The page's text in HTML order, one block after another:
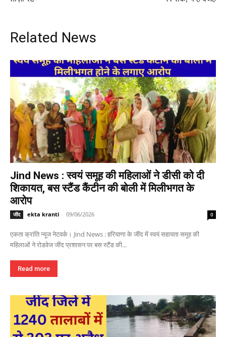
Related News
Jind News : स्वयं समूह की महिलाओं ने डीसी को दी
शिकायत, बस स्टैंड कैंटीन की बोली में मिलीभगत के
आरोप
जींद ekta kranti - 09/06/2026 0
एकता क्रांति न्यूज नेटवर्क। Jind News : हरियाणा के जींद में स्वयं सहायता समूह की
महिलाओं ने रोडवेज जींद प्रशासन पर बस स्टैंड की...
Read more